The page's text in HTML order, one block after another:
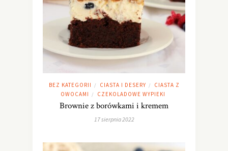
BEZ KATEGORII / CIASTA I DESERY /
CIASTA Z
OWOCAMI
/ CZEKOLADOWE WYPIEKI
Brownie z borówkami i kremem
17 sierpnia 2022